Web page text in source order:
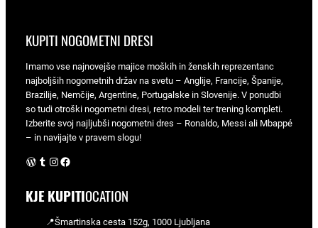
KUPITI NOGOMETNI DRESI
Imamo vse najnovejše majice moških in ženskih reprezentanc
najboljših nogometnih držav na svetu – Anglije, Francije, Španije,
Brazilije, Nemčije, Argentine, Portugalske in Slovenije. V ponudbi
so tudi otroški nogometni dresi, retro modeli ter trening kompleti.
Izberite svoj najljubši nogometni dres – Ronaldo, Messi ali Mbappé
– in navijajte v pravem slogu!
WordPress Instagram Facebook
KJE KUPITIOCATION
📍Šmartinska cesta 152g, 1000 Ljubljana